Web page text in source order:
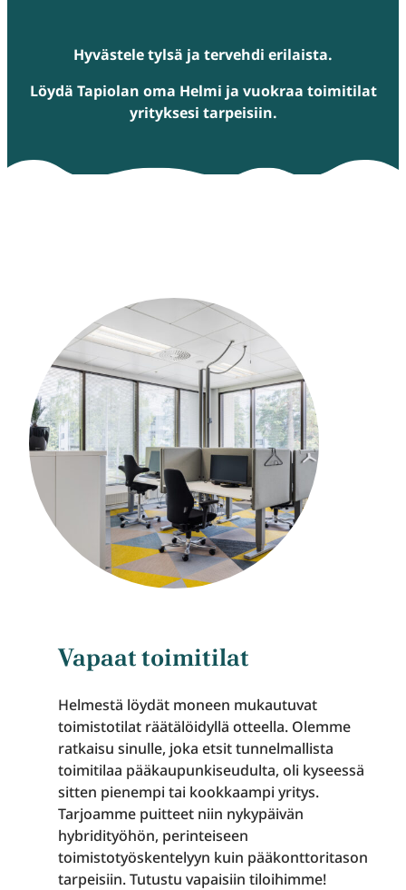
Hyvästele tylsä ja tervehdi erilaista.
Löydä Tapiolan oma Helmi ja vuokraa toimitilat
yrityksesi tarpeisiin.
Vapaat toimitilat
Helmestä löydät moneen mukautuvat
toimistotilat räätälöidyllä otteella. Olemme
ratkaisu sinulle, joka etsit tunnelmallista
toimitilaa pääkaupunkiseudulta, oli kyseessä
sitten pienempi tai kookkaampi yritys.
Tarjoamme puitteet niin nykypäivän
hybridityöhön, perinteiseen
toimistotyöskentelyyn kuin pääkonttoritason
tarpeisiin. Tutustu vapaisiin tiloihimme!